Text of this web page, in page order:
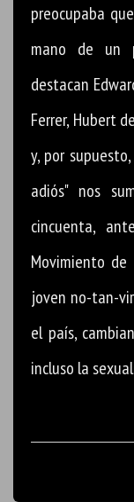
preocupaba
mano de un
destacan
Ferrer, Hubert
y, por
adiós" nos
cincuenta,
Movimiento
joven no-tan-
el país,
incluso la